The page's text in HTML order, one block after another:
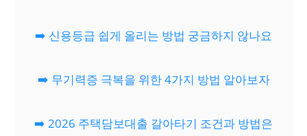
➡️ 신용등급 쉽게 올리는 방법 궁금하지 않나요
➡️ 무기력증 극복을 위한 4가지 방법 알아보자
➡️ 2026 주택담보대출 갈아타기 조건과 방법은